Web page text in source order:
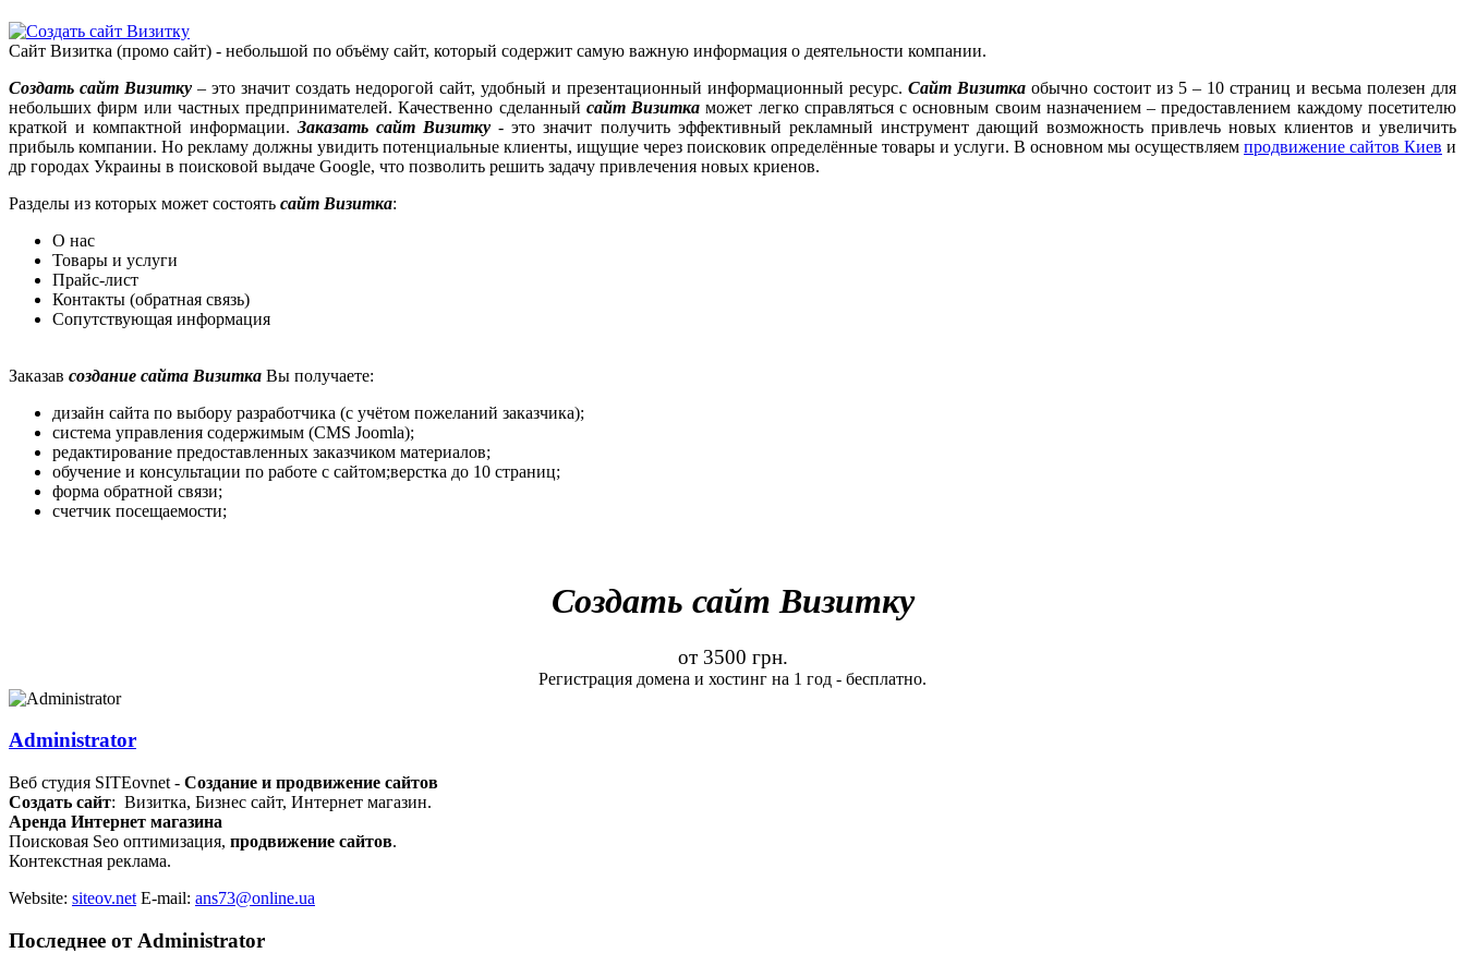
Сайт Визитка (промо сайт) - небольшой по объёму сайт, который содержит самую важную информация о деятельности компании.
Создать сайт Визитку – это значит создать недорогой сайт, удобный и презентационный информационный ресурс. Сайт Визитка обычно состоит из 5 – 10 страниц и весьма полезен для
небольших фирм или частных предпринимателей. Качественно сделанный сайт Визитка может легко справляться с основным своим назначением – предоставлением каждому посетителю
краткой и компактной информации.Заказать сайт Визитку - это значит получить эффективный рекламный инструмент дающий возможность привлечь новых клиентов и увеличить
прибыль компании. Но рекламу должны увидить потенциальные клиенты, ищущие через поисковик определённые товары и услуги. В основном мы осуществляем продвижение сайтов Киев и
др городах Украины в поисковой выдаче Google, что позволить решить задачу привлечения новых криенов.
Разделы из которых может состоять сайт Визитка:
О нас
Товары и услуги
Прайс-лист
Контакты (обратная связь)
Сопутствующая информация
Заказав создание сайта Визитка Вы получаете:
дизайн сайта по выбору разработчика (с учётом пожеланий заказчика);
система управления содержимым (CMS Joomla);
редактирование предоставленных заказчиком материалов;
обучение и консультации по работе с сайтом;верстка до 10 страниц;
форма обратной связи;
счетчик посещаемости;
Создать сайт Визитку
от 3500 грн.
Регистрация домена и хостинг на 1 год - бесплатно.
Administrator
Веб студия SITEovnet - Создание и продвижение сайтов
Создать сайт: Визитка, Бизнес сайт, Интернет магазин.
Аренда Интернет магазина
Поисковая Seo оптимизация, продвижение сайтов.
Контекстная реклама.
Website: siteov.net E-mail: ans73@online.ua
Последнее от Administrator